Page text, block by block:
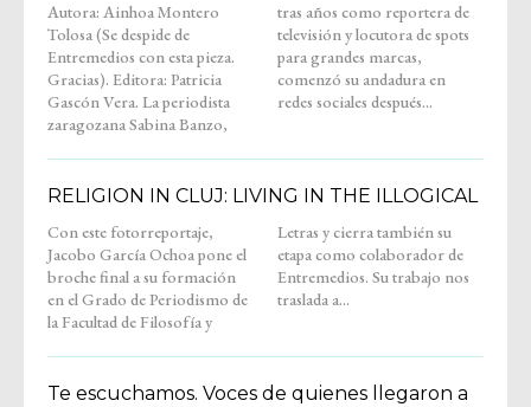
Autora: Ainhoa Montero
Tolosa (Se despide de
Entremedios con esta pieza.
Gracias). Editora: Patricia
Gascón Vera. La periodista
zaragozana Sabina Banzo,
tras años como reportera de
televisión y locutora de spots
para grandes marcas,
comenzó su andadura en
redes sociales después...
RELIGION IN CLUJ: LIVING IN THE ILLOGICAL
Con este fotorreportaje,
Jacobo García Ochoa pone el
broche final a su formación
en el Grado de Periodismo de
la Facultad de Filosofía y
Letras y cierra también su
etapa como colaborador de
Entremedios. Su trabajo nos
traslada a...
Te escuchamos. Voces de quienes llegaron a